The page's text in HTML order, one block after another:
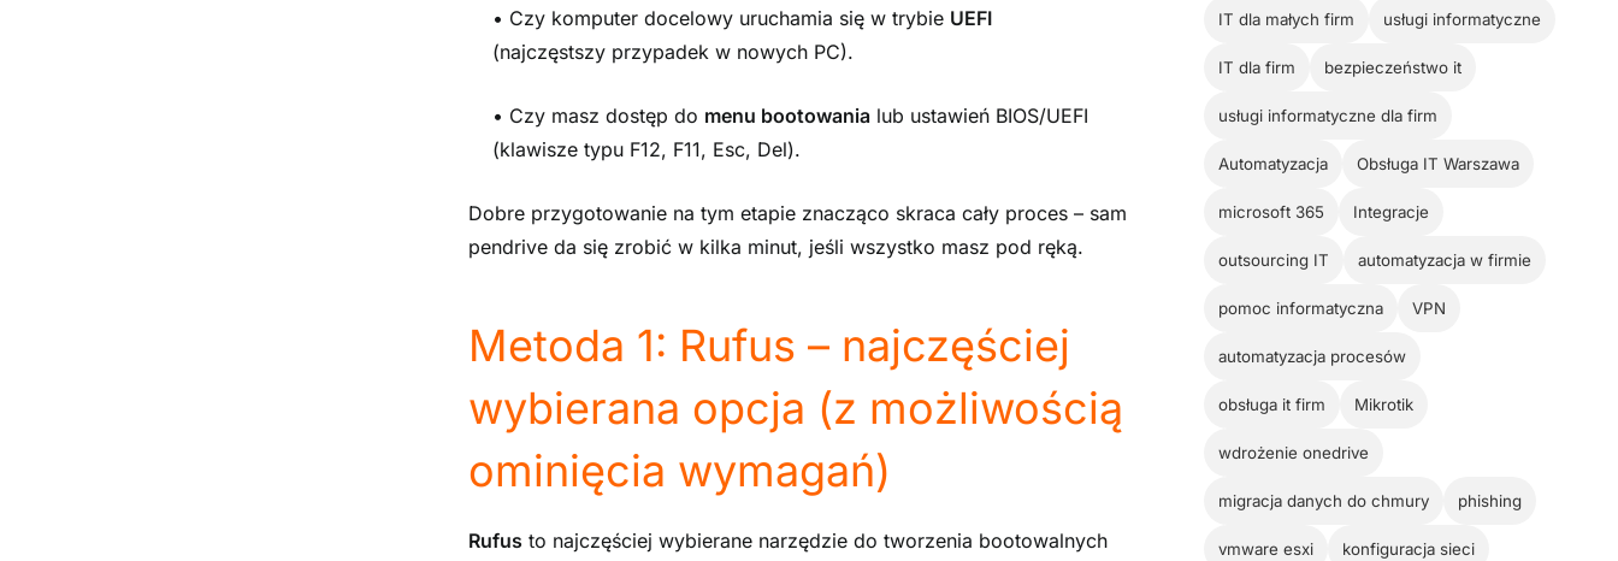
• Czy komputer docelowy uruchamia się w trybie UEFI
(najczęstszy przypadek w nowych PC).
• Czy masz dostęp do menu bootowania lub ustawień BIOS/UEFI
(klawisze typu F12, F11, Esc, Del).
Dobre przygotowanie na tym etapie znacząco skraca cały proces – sam
pendrive da się zrobić w kilka minut, jeśli wszystko masz pod ręką.
Metoda 1: Rufus – najczęściej
wybierana opcja (z możliwością
ominięcia wymagań)
Rufus to najczęściej wybierane narzędzie do tworzenia bootowalnych
IT dla małych firm usługi informatyczne
IT dla firm bezpieczeństwo it
usługi informatyczne dla firm
Automatyzacja Obsługa IT Warszawa
microsoft 365 Integracje
outsourcing IT automatyzacja w firmie
pomoc informatyczna VPN
automatyzacja procesów
obsługa it firm Mikrotik
wdrożenie onedrive
migracja danych do chmury phishing
vmware esxi konfiguracja sieci